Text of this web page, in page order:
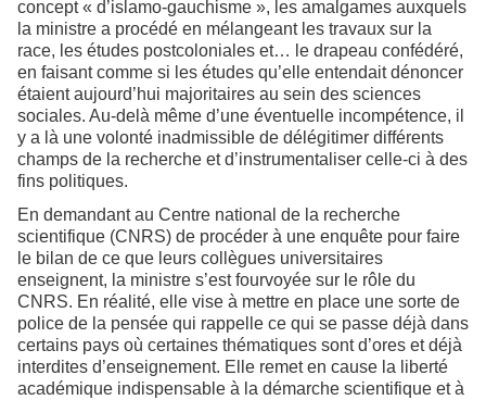
concept « d’islamo-gauchisme », les amalgames auxquels
la ministre a procédé en mélangeant les travaux sur la
race, les études postcoloniales et… le drapeau confédéré,
en faisant comme si les études qu’elle entendait dénoncer
étaient aujourd’hui majoritaires au sein des sciences
sociales. Au-delà même d’une éventuelle incompétence, il
y a là une volonté inadmissible de délégitimer différents
champs de la recherche et d’instrumentaliser celle-ci à des
fins politiques.
En demandant au Centre national de la recherche
scientifique (CNRS) de procéder à une enquête pour faire
le bilan de ce que leurs collègues universitaires
enseignent, la ministre s’est fourvoyée sur le rôle du
CNRS. En réalité, elle vise à mettre en place une sorte de
police de la pensée qui rappelle ce qui se passe déjà dans
certains pays où certaines thématiques sont d’ores et déjà
interdites d’enseignement. Elle remet en cause la liberté
académique indispensable à la démarche scientifique et à